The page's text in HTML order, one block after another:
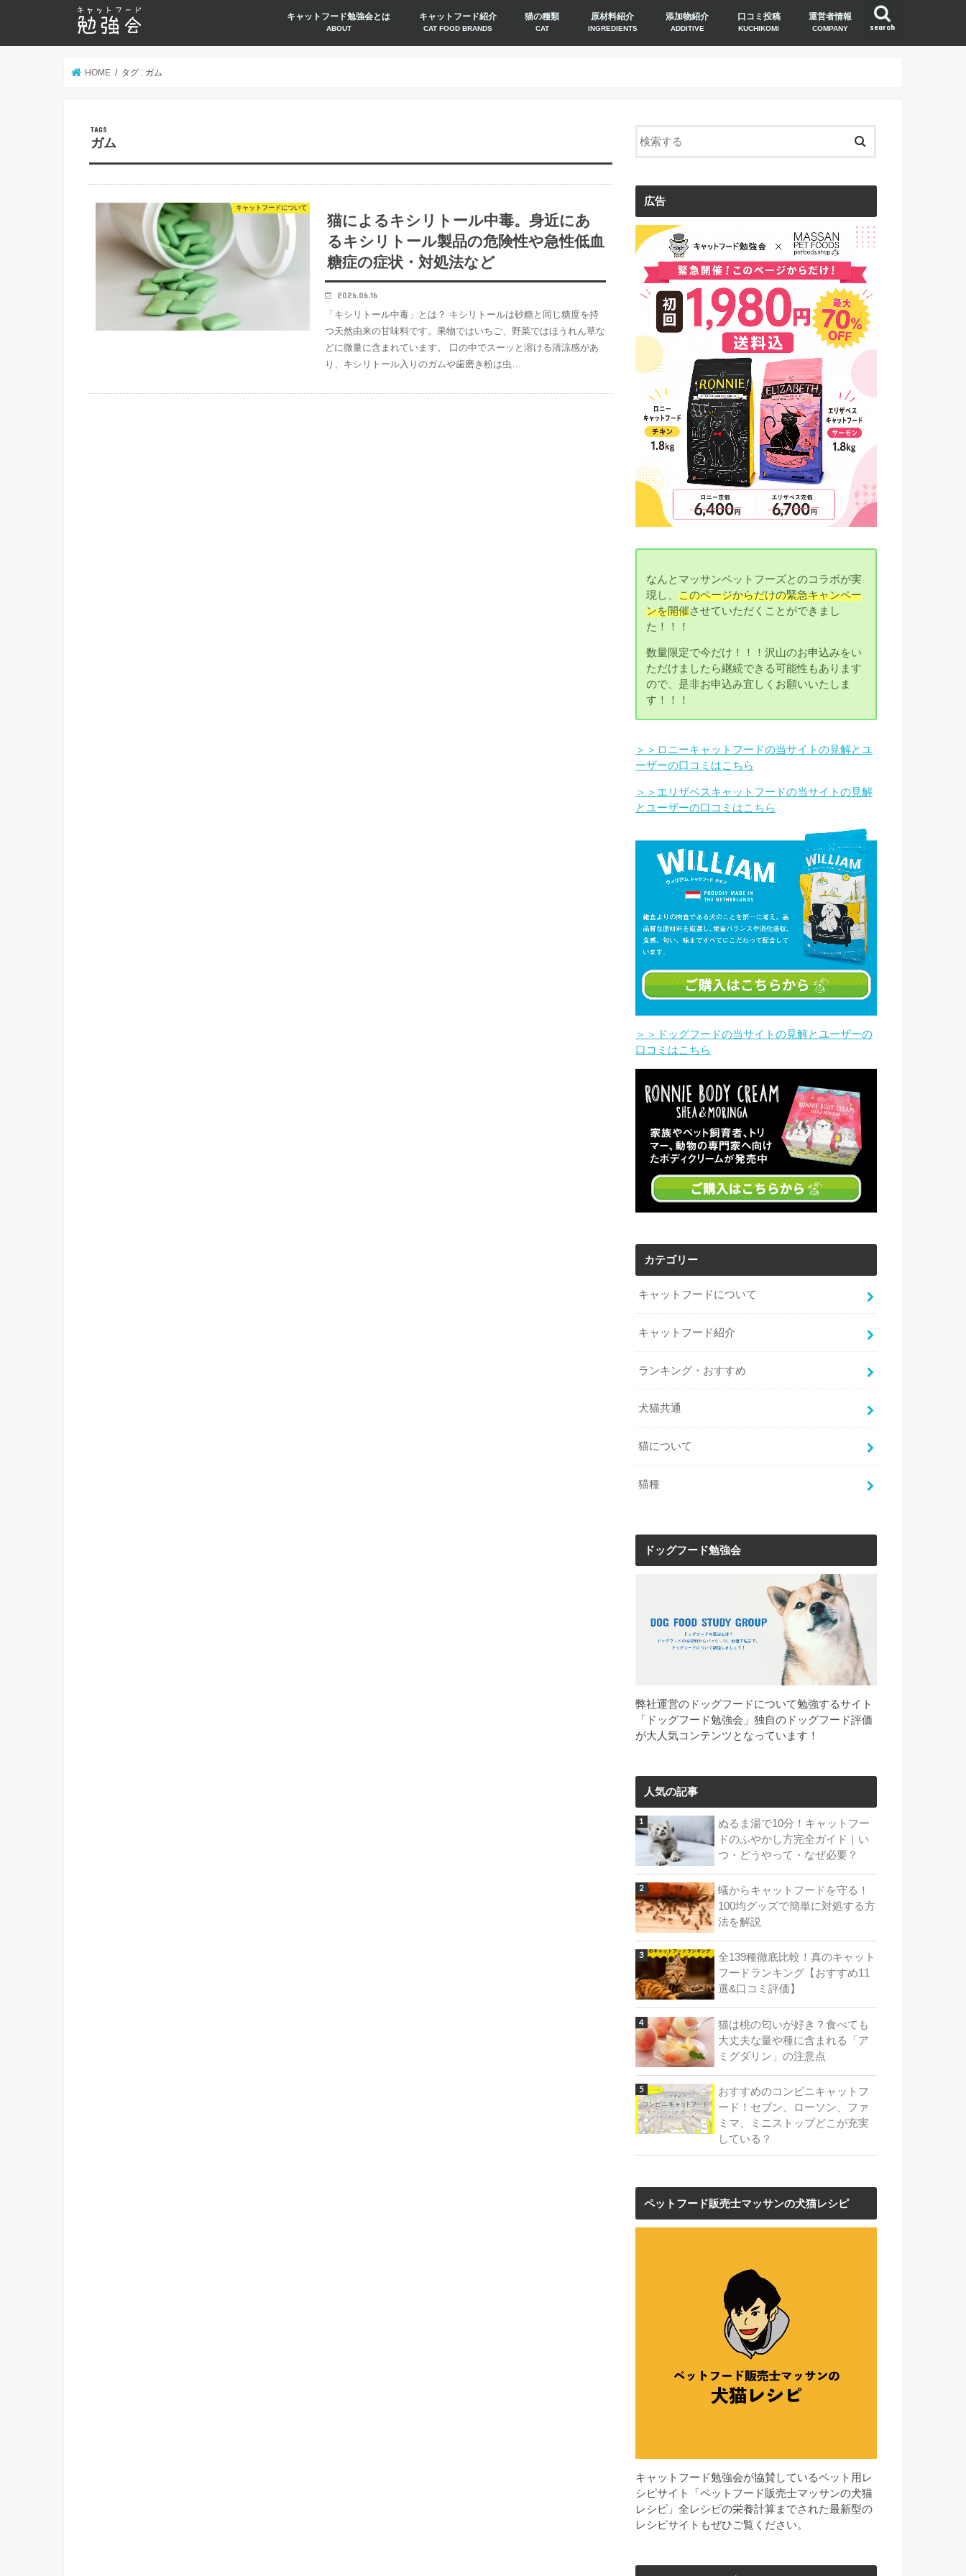
search
キャットフード勉強会とは
ABOUT
キャットフード紹介
CAT FOOD BRANDS
猫の種類
CAT
原材料紹介
INGREDIENTS
添加物紹介
ADDITIVE
口コミ投稿
KUCHIKOMI
運営者情報
COMPANY
HOME タグ : ガム
ガム
キャットフードについて
猫によるキシリトール中毒。身近にあ
るキシリトール製品の危険性や急性低血
糖症の症状・対処法など
2026.06.16
「キシリトール中毒」とは？ キシリトールは砂糖と同じ糖度を持
つ天然由来の甘味料です。果物ではいちご、野菜ではほうれん草な
どに微量に含まれています。 口の中でスーッと溶ける清涼感があ
り、キシリトール入りのガムや歯磨き粉は虫…
広告
なんとマッサンペットフーズとのコラボが実
現し、このページからだけの緊急キャンペー
ンを開催させていただくことができまし
た！！！
数量限定で今だけ！！！沢山のお申込みをい
ただけましたら継続できる可能性もあります
ので、是非お申込み宜しくお願いいたしま
す！！！
＞＞ロニーキャットフードの当サイトの見解とユ
ーザーの口コミはこちら
＞＞エリザベスキャットフードの当サイトの見解
とユーザーの口コミはこちら
＞＞ドッグフードの当サイトの見解とユーザーの
口コミはこちら
カテゴリー
キャットフードについて
キャットフード紹介
ランキング・おすすめ
犬猫共通
猫について
猫種
ドッグフード勉強会
弊社運営のドッグフードについて勉強するサイト
「ドッグフード勉強会」独自のドッグフード評価
が大人気コンテンツとなっています！
人気の記事
ぬるま湯で10分！キャットフー
ドのふやかし方完全ガイド｜い
つ・どうやって・なぜ必要？
蟻からキャットフードを守る！
100均グッズで簡単に対処する方
法を解説
全139種徹底比較！真のキャット
フードランキング【おすすめ11
選&口コミ評価】
猫は桃の匂いが好き？食べても
大丈夫な量や種に含まれる「ア
ミグダリン」の注意点
おすすめのコンビニキャットフ
ード！セブン、ローソン、ファ
ミマ、ミニストップどこが充実
している？
ペットフード販売士マッサンの犬猫レシピ
キャットフード勉強会が協賛しているペット用レ
シピサイト「ペットフード販売士マッサンの犬猫
レシピ」全レシピの栄養計算までされた最新型の
レシピサイトもぜひご覧ください。